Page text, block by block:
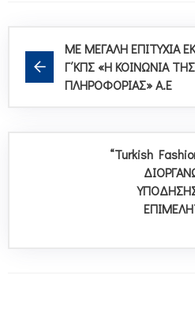
ΜΕ ΜΕΓΑΛΗ ΕΠΙΤΥΧΙΑ
Γ΄ΚΠΣ «Η ΚΟΙΝΩΝΙΑ ΤΗΣ
ΠΛΗΡΟΦΟΡΙΑΣ» Α.Ε
“Turkish